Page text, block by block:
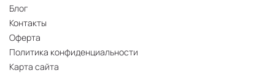
Блог
Контакты
Оферта
Политика конфиденциальности
Карта сайта